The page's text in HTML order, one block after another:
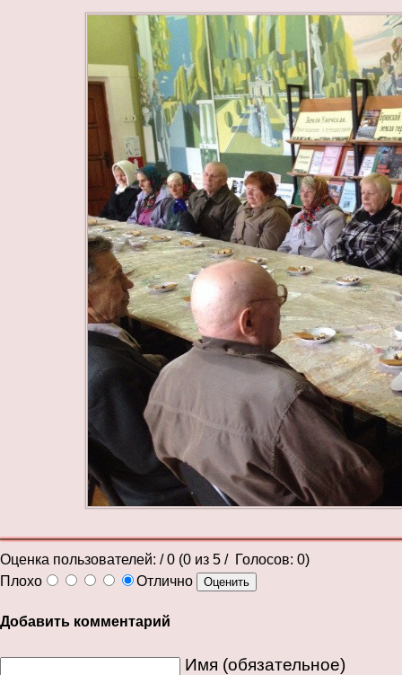
Оценка пользователей: / 0 (0 из 5 / Голосов: 0)
Плохо
Отлично
Добавить комментарий
Имя (обязательное)